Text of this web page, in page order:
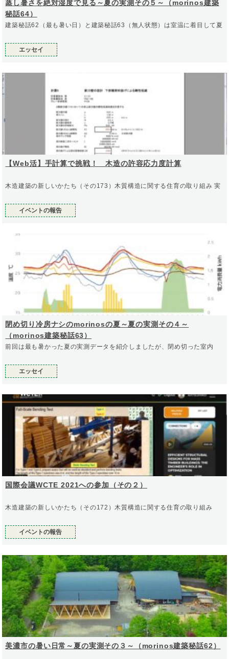
蒸し暑さを絶対湿度で見る～夏の実測その５～（morinos建築
秘話64）
建築秘話62（最も暑い日）と建築秘話63（無人状態）は室温に着目して夏
エッセイ
【Web活】手計算で挑戦！ 木造の許容応力度計算
木造建築の新しいかたち（その173）木質構造に関する住育の取り組み 実
イベントの報告
閉め切り冷房ナシのmorinosの夏～夏の実測その４～
（morinos建築秘話63）
前回は最も暑かった夏の実測データを紹介しましたが、閉め切った室内
エッセイ
国際会議WCTE 2021への参加（その２）
木造建築の新しいかたち（その172）木質構造に関する住育の取り組み
イベントの報告
美濃市の暑い日常～夏の実測その３～（morinos建築秘話62）